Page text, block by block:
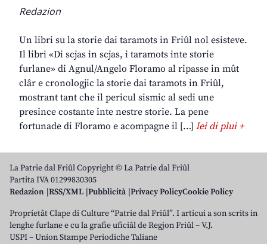
Redazion
Un libri su la storie dai taramots in Friûl nol esisteve.
Il libri «Di scjas in scjas, i taramots inte storie
furlane» di Agnul/Angelo Floramo al ripasse in mût
clâr e cronologjic la storie dai taramots in Friûl,
mostrant tant che il pericul sismic al sedi une
presince costante inte nestre storie. La pene
fortunade di Floramo e acompagne il […] lei di plui +
La Patrie dal Friûl Copyright © La Patrie dal Friûl
Partita IVA 01299830305
Redazion RSS/XML Pubblicità Privacy PolicyCookie Policy
Proprietât Clape di Culture “Patrie dal Friûl”. I articui a son scrits in
lenghe furlane e cu la grafie uficiâl de Regjon Friûl – V.J.
USPI – Union Stampe Periodiche Taliane